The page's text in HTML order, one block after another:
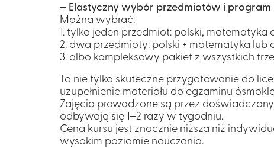
– Elastyczny wybór przedmiotów i
Można wybrać:
1. tylko jeden przedmiot: polski, matematyka
2. dwa przedmioty: polski + matematyka lub
3. albo kompleksowy pakiet z wszystkich
To nie tylko skuteczne przygotowanie do
uzupełnienie materiału do egzaminu
Zajęcia prowadzone są przez
odbywają się 1–2 razy w tygodniu.
Cena kursu jest znacznie niższa niż
wysokim poziomie nauczania.